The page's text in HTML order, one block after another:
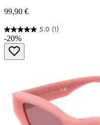
99,90 €
5.0 (1)
5.0
von
Sternen.
-20%